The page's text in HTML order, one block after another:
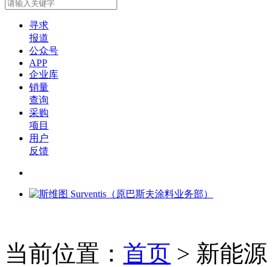
寻求
报道
公众号
APP
企业库
销量
查询
采购
项目
用户
反馈
当前位置： 首页 > 新能源